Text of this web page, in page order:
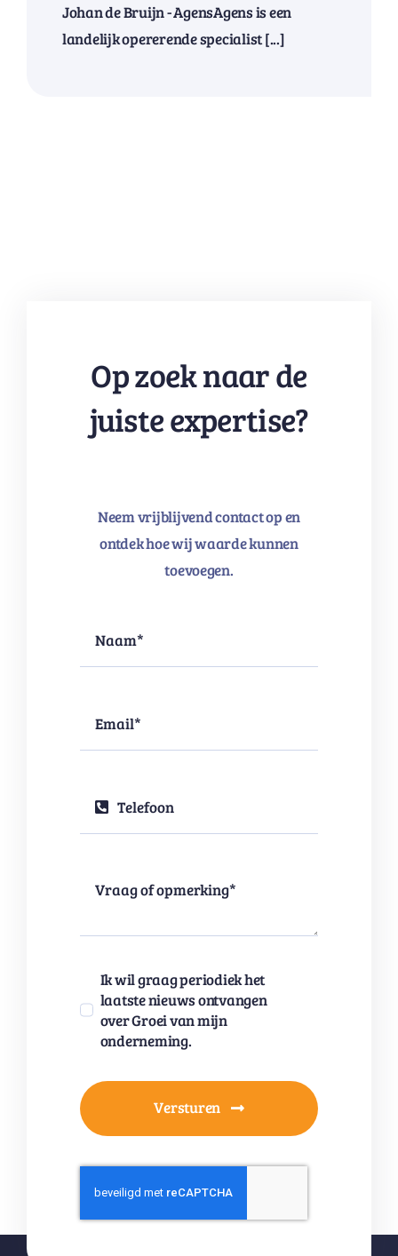
Johan de Bruijn - AgensAgens is een
landelijk opererende specialist [...]
Op zoek naar de
juiste expertise?
Neem vrijblijvend contact op en
ontdek hoe wij waarde kunnen
toevoegen.
Ik wil graag periodiek het
laatste nieuws ontvangen
over Groei van mijn
onderneming.
Versturen